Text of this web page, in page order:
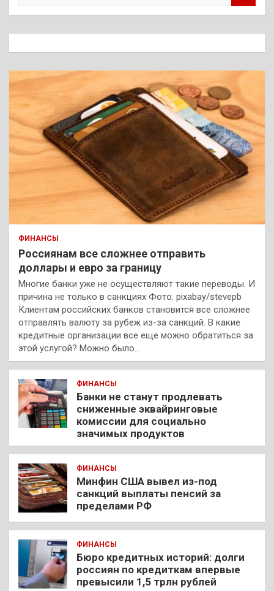
к
ФИНАНСЫ
Россиянам все сложнее отправить
доллары и евро за границу
Многие банки уже не осуществляют такие переводы. И
причина не только в санкциях Фото: pixabay/stevepb
Клиентам российских банков становится все сложнее
отправлять валюту за рубеж из-за санкций. В какие
кредитные организации все еще можно обратиться за
этой услугой? Можно было…
ФИНАНСЫ
Банки не станут продлевать
сниженные эквайринговые
комиссии для социально
значимых продуктов
ФИНАНСЫ
Минфин США вывел из-под
санкций выплаты пенсий за
пределами РФ
ФИНАНСЫ
Бюро кредитных историй: долги
россиян по кредиткам впервые
превысили 1,5 трлн рублей